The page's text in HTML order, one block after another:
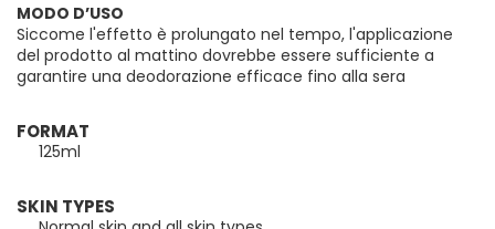
MODO D’USO
Siccome l'effetto è prolungato nel tempo, l'applicazione
del prodotto al mattino dovrebbe essere sufficiente a
garantire una deodorazione efficace fino alla sera
FORMAT
125ml
SKIN TYPES